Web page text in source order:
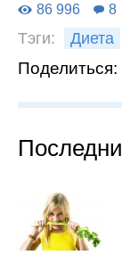
86 996 8
Тэги: Диета
Поделиться: